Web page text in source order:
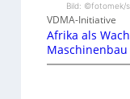
Bild: ©fotomek/
VDMA-Initiative
Afrika als
Maschinenbau